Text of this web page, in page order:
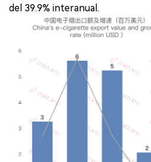
del 39.9% interanual.